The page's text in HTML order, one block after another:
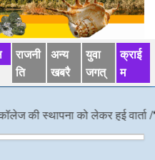
राजनी
ति
अन्य
खबरै
युवा
जगत्
क्राई
म
स्थापना को लेकर हुई वार्ता/*/